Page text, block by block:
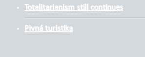
Totalitarianism still continues
Pivná turistika